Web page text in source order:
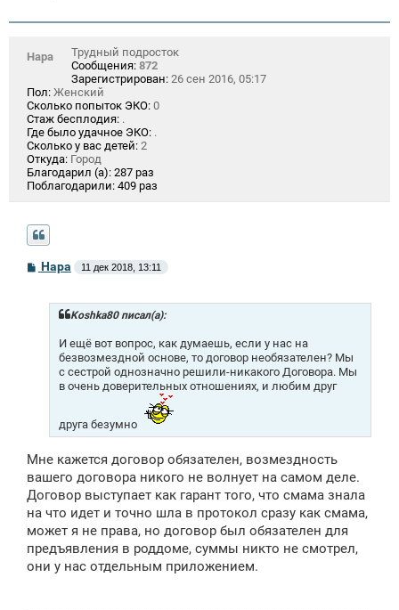
Нара
Трудный подросток
Сообщения: 872
Зарегистрирован: 26 сен 2016, 05:17
Пол: Женский
Сколько попыток ЭКО: 0
Стаж бесплодия: .
Где было удачное ЭКО: .
Сколько у вас детей: 2
Откуда: Город
Благодарил (а): 287 раз
Поблагодарили: 409 раз
С
о
Нара 11 дек 2018, 13:11
Koshka80 писал(а):
И ещё вот вопрос, как думаешь, если у нас на
безвозмездной основе, то договор необязателен? Мы
с сестрой однозначно решили-никакого Договора. Мы
в очень доверительных отношениях, и любим друг
друга безумно
Мне кажется договор обязателен, возмездность
вашего договора никого не волнует на самом деле.
Договор выступает как гарант того, что смама знала
на что идет и точно шла в протокол сразу как смама,
может я не права, но договор был обязателен для
предъявления в роддоме, суммы никто не смотрел,
они у нас отдельным приложением.